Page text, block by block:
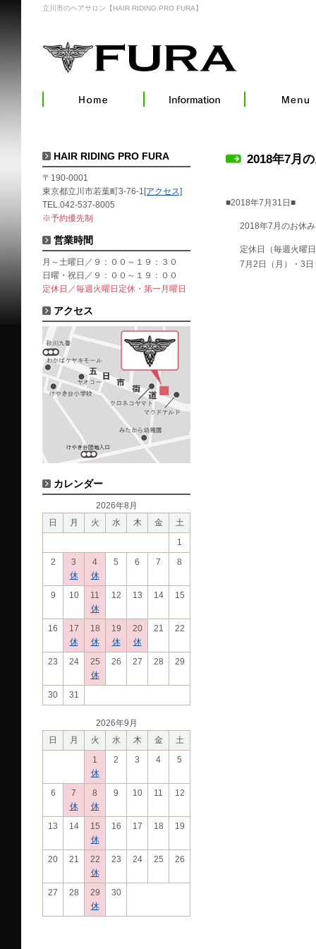
立川市のヘアサロン【HAIR RIDING PRO FURA】
2018年7月
■2018年7月31日■
2018年7月のお休
定休日（毎週火曜
7月2日（月）・3
HAIR RIDING PRO FURA
〒190-0001
東京都立川市若葉町3-76-1 [アクセス]
TEL.042-537-8005
※予約優先制
営業時間
月～土曜日／９：００～１９：３０
日曜・祝日／９：００～１９：００
定休日／毎週火曜日定休・第一月曜日
アクセス
カレンダー
2026年8月
日
月 火 水 木 金
土
1
2
3
休
4
休
5 6 7 8
9 10
11
休
12 13 14 15
16
17
休
18
休
19
休
20
休
21 22
23 24
25
休
26 27 28 29
30 31
2026年9月
日
月 火 水 木 金
土
1
休
2 3 4 5
6
7
休
8
休
9 10 11 12
13 14
15
休
16 17 18 19
20 21
22
休
23 24 25 26
27 28
29
休
30